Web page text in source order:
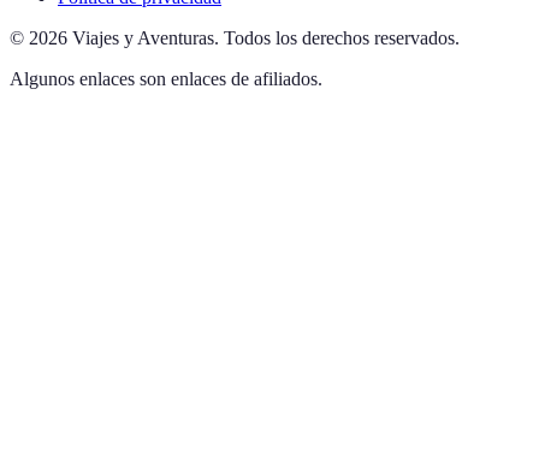
© 2026 Viajes y Aventuras. Todos los derechos reservados.
Algunos enlaces son enlaces de afiliados.